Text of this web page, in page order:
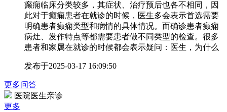
癫痫临床分类较多，其症状、治疗预后也各不相同，因
此对于癫痫患者在就诊的时候，医生多会表示首选需要
明确患者癫痫类型和病情的具体情况。而确诊患者癫痫
病灶、发作特点等都需要患者做不同类型的检查。很多
患者和家属在就诊的时候都会表示疑问：医生，为什么
发布于2025-03-17 16:09:50
更多问答
医院医生亲诊
更多